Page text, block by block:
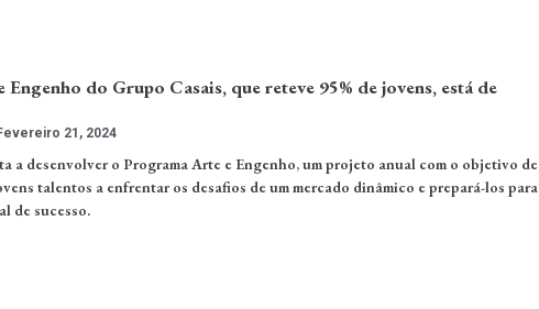
do Grupo Casais, que reteve 95% de jovens, está de
21, 2024
a desenvolver o Programa Arte e Engenho, um projeto anual com o objetivo de
talentos a enfrentar os desafios de um mercado dinâmico e prepará-los para
de sucesso.